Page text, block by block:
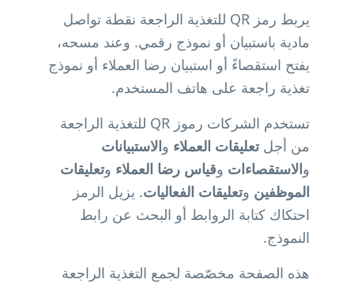
يربط رمز QR للتغذية الراجعة نقطة تواصل
مادية باستبيان أو نموذج رقمي. وعند مسحه،
يفتح استقصاءً أو استبيان رضا العملاء أو نموذج
تغذية راجعة على هاتف المستخدم.
تستخدم الشركات رموز QR للتغذية الراجعة
من أجل تعليقات العملاء والاستبيانات
والاستقصاءات وقياس رضا العملاء وتعليقات
الموظفين وتعليقات الفعاليات. يزيل الرمز
احتكاك كتابة الروابط أو البحث عن رابط
النموذج.
هذه الصفحة مخصّصة لجمع التغذية الراجعة